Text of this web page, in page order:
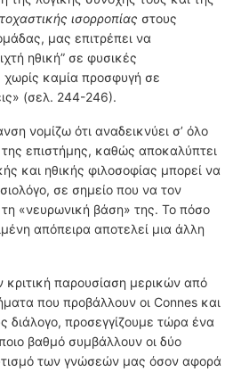
ισορροπίας στους
μας επιτρέπει να
ηθική” σε φυσικές
χωρίς καμία προσφυγή σε
(σελ. 244-246).
νομίζω ότι αναδεικνύει σ’ όλο
επιστήμης, καθώς αποκαλύπτει
και ηθικής φιλοσοφίας μπορεί να
σε σημείο που να τον
«νευρωνική βάση» της. Το πόσο
απόπειρα αποτελεί μια άλλη
παρουσίαση μερικών από
που προβάλλουν οι Connes και
διάλογο, προσεγγίζουμε τώρα ένα
βαθμό συμβάλλουν οι δύο
των γνώσεών μας όσον αφορά